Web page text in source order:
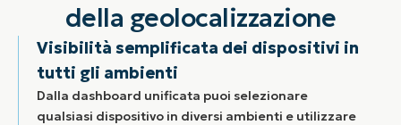
della geolocalizzazione
Visibilità semplificata dei dispositivi in
tutti gli ambienti
Dalla dashboard unificata puoi selezionare
qualsiasi dispositivo in diversi ambienti e utilizzare